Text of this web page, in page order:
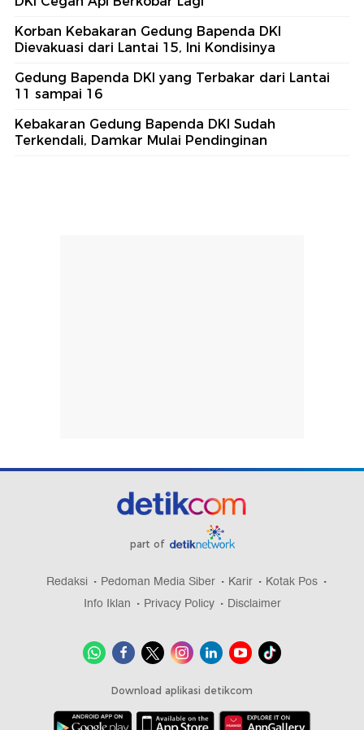
Korban Kebakaran Gedung Bapenda DKI
Dievakuasi dari Lantai 15, Ini Kondisinya
Gedung Bapenda DKI yang Terbakar dari Lantai
11 sampai 16
Kebakaran Gedung Bapenda DKI Sudah
Terkendali, Damkar Mulai Pendinginan
part of
Redaksi Pedoman Media Siber Karir
Kotak Pos
Info Iklan
Privacy Policy Disclaimer
Download aplikasi detikcom